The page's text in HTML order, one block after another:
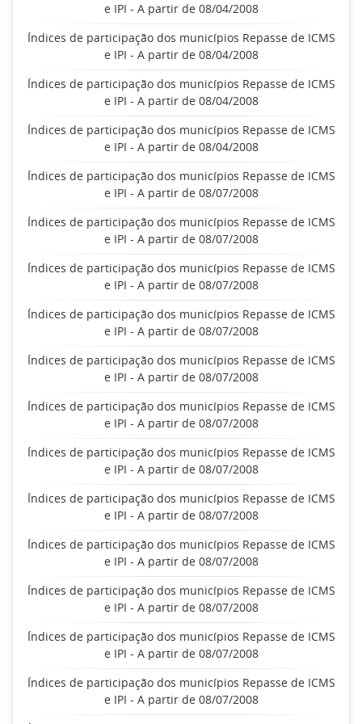
e IPI - A partir de 08/04/2008
Índices de participação dos municípios Repasse de ICMS
e IPI - A partir de 08/04/2008
Índices de participação dos municípios Repasse de ICMS
e IPI - A partir de 08/04/2008
Índices de participação dos municípios Repasse de ICMS
e IPI - A partir de 08/04/2008
Índices de participação dos municípios Repasse de ICMS
e IPI - A partir de 08/07/2008
Índices de participação dos municípios Repasse de ICMS
e IPI - A partir de 08/07/2008
Índices de participação dos municípios Repasse de ICMS
e IPI - A partir de 08/07/2008
Índices de participação dos municípios Repasse de ICMS
e IPI - A partir de 08/07/2008
Índices de participação dos municípios Repasse de ICMS
e IPI - A partir de 08/07/2008
Índices de participação dos municípios Repasse de ICMS
e IPI - A partir de 08/07/2008
Índices de participação dos municípios Repasse de ICMS
e IPI - A partir de 08/07/2008
Índices de participação dos municípios Repasse de ICMS
e IPI - A partir de 08/07/2008
Índices de participação dos municípios Repasse de ICMS
e IPI - A partir de 08/07/2008
Índices de participação dos municípios Repasse de ICMS
e IPI - A partir de 08/07/2008
Índices de participação dos municípios Repasse de ICMS
e IPI - A partir de 08/07/2008
Índices de participação dos municípios Repasse de ICMS
e IPI - A partir de 08/07/2008